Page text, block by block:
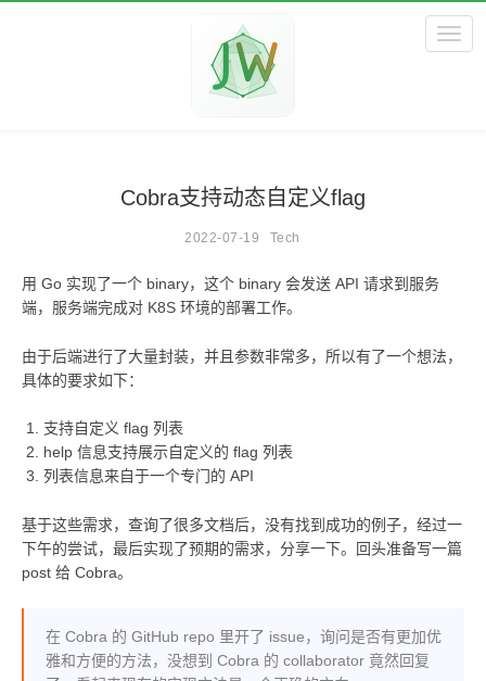
Cobra支持动态自定义flag
2022-07-19 Tech
用 Go 实现了一个 binary，这个 binary 会发送 API 请求到服务
端，服务端完成对 K8S 环境的部署工作。
由于后端进行了大量封装，并且参数非常多，所以有了一个想法，
具体的要求如下：
支持自定义 flag 列表
help 信息支持展示自定义的 flag 列表
列表信息来自于一个专门的 API
基于这些需求，查询了很多文档后，没有找到成功的例子，经过一
下午的尝试，最后实现了预期的需求，分享一下。回头准备写一篇
post 给 Cobra。
在 Cobra 的 GitHub repo 里开了 issue，询问是否有更加优
雅和方便的方法，没想到 Cobra 的 collaborator 竟然回复